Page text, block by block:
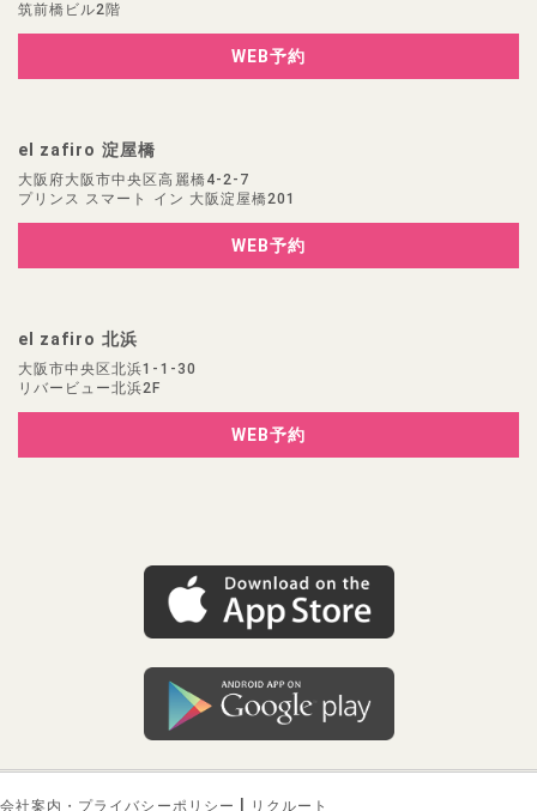
筑前橋ビル2階
WEB予約
el zafiro 淀屋橋
大阪府大阪市中央区高麗橋4-2-7
プリンス スマート イン 大阪淀屋橋201
WEB予約
el zafiro 北浜
大阪市中央区北浜1-1-30
リバービュー北浜2F
WEB予約
会社案内・プライバシーポリシー リクルート